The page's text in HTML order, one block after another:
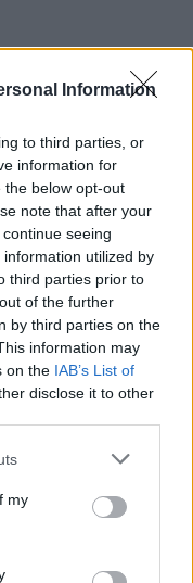
Information
to third parties, or
information for
the below opt-out
note that after your
seeing
utilized by
third parties prior to
of the further
by third parties on the
information may
on the IAB’s List of
disclose it to other
one or more Google
You may click to
third-party tags to
in below Google
my